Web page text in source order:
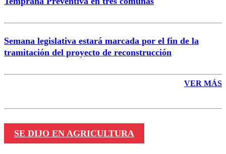
Semana legislativa estará marcada por el fin de la
tramitación del proyecto de reconstrucción
VER MÁS
SE DIJO EN AGRICULTURA